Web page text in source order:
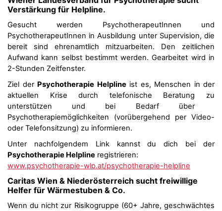
Verstärkung für Helpline.
Gesucht werden PsychotherapeutInnen und
PsychotherapeutInnen in Ausbildung unter Supervision, die
bereit sind ehrenamtlich mitzuarbeiten. Den zeitlichen
Aufwand kann selbst bestimmt werden. Gearbeitet wird in
2-Stunden Zeitfenster.
Ziel der Psychotherapie Helplineist es, Menschen in der
aktuellen Krise durch telefonische Beratung zu
unterstützen und bei Bedarf über
Psychotherapiemöglichkeiten (vorübergehend per Video-
oder Telefonsitzung) zu informieren.
Unter nachfolgendem Link kannst du dich bei der
Psychotherapie Helpline registrieren:
www.psychotherapie-wlp.at/psychotherapie-helpline
Caritas Wien & Niederösterreich sucht freiwillige
Helfer für Wärmestuben & Co.
Wenn du nicht zur Risikogruppe (60+ Jahre, geschwächtes